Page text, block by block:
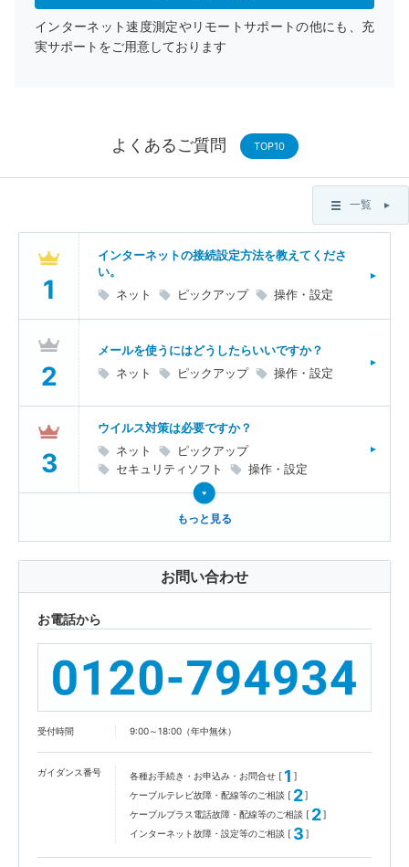
インターネット速度測定やリモートサポートの他にも、充
実サポートをご用意しております
よくあるご質問 TOP10
一覧
インターネットの接続設定方法を教えてくださ
い。
ネット
ピックアップ 操作・設定
メールを使うにはどうしたらいいですか？
ネット
ピックアップ 操作・設定
ウイルス対策は必要ですか？
ネット
ピックアップ
セキュリティソフト
操作・設定
もっと見る
お問い合わせ
お電話から
受付時間 9:00～18:00（年中無休）
ガイダンス番号 各種お手続き・お申込み・お問合せ [ 1 ]
ケーブルテレビ故障・配線等のご相談 [ 2]
ケーブルプラス電話故障・配線等のご相談 [ 2]
インターネット故障・設定等のご相談 [ 3 ]